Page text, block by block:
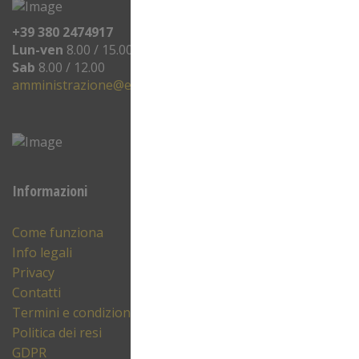
+39 380 2474917
Lun-ven 8.00 / 15.00
Sab 8.00 / 12.00
amministrazione@eprinting.it
Informazioni
Come funziona
Info legali
Privacy
Contatti
Termini e condizioni
Politica dei resi
GDPR